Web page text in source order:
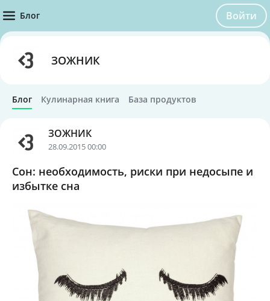
Блог Войти
ЗОЖНИК
Блог Кулинарная книга База продуктов
ЗОЖНИК
28.09.2015 00:00
Сон: необходимость, риски при недосыпе и
избытке сна